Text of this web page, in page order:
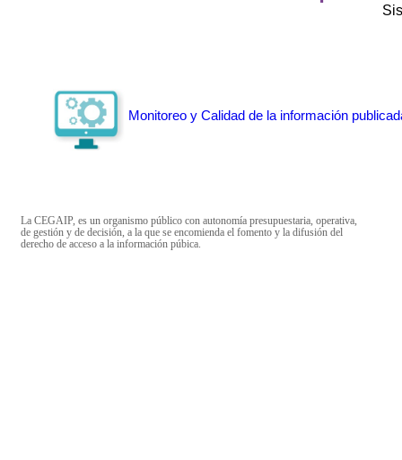
Monitoreo y Calidad de la información
La CEGAIP, es un organismo público con autonomía presupuestaria, operativa,
de gestión y de decisión, a la que se encomienda el fomento y la difusión del
derecho de acceso a la información púbica.